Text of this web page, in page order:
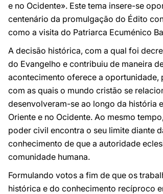
e no Ocidente». Este tema insere-se
centenário da promulgação do Édito
como a visita do Patriarca Ecuménico
A decisão histórica, com a qual foi
do Evangelho e contribuiu de maneira
acontecimento oferece a
com as quais o mundo cristão se
desenvolveram-se ao longo da história
Oriente e no Ocidente. Ao mesmo
poder civil encontra o seu limite diante
conhecimento de que a autoridade
comunidade humana.
Formulando votos a fim de que os
histórica e do conhecimento recíproco